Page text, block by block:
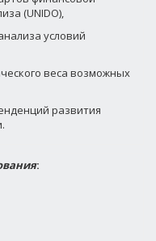
(UNIDO),
условий
веса возможных
развития
: